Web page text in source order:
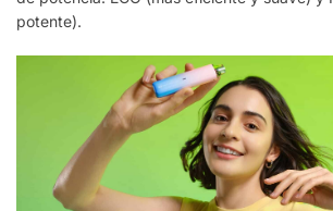
potente).